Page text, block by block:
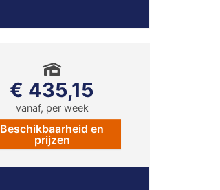
€ 435,15
vanaf, per week
Beschikbaarheid en
prijzen